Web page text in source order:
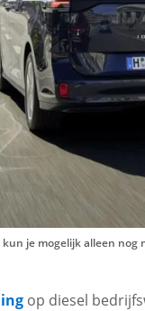
je mogelijk alleen nog
op diesel